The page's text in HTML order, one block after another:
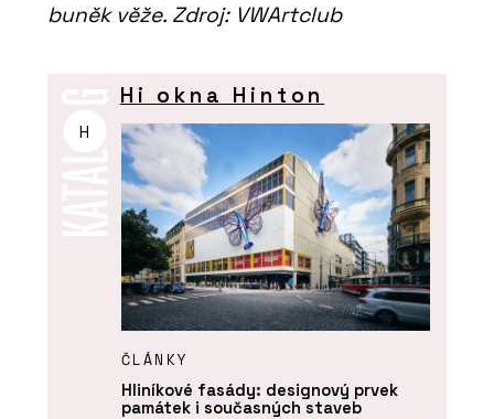
buněk věže. Zdroj: VWArtclub
H
Hi okna Hinton
ČLÁNKY
Hliníkové fasády: designový prvek
památek i současných staveb